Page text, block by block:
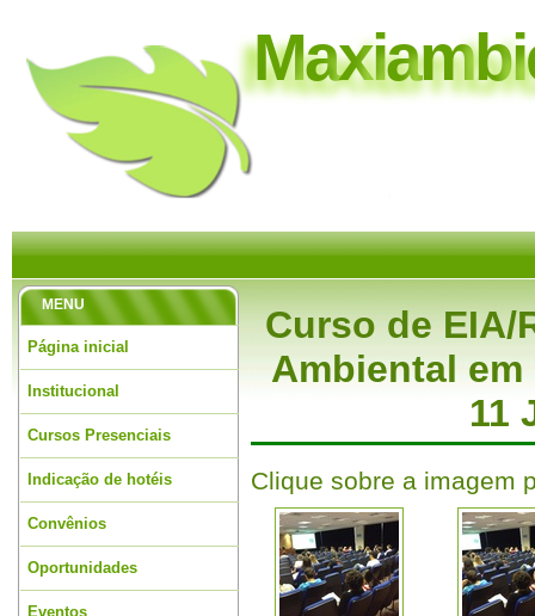
Maxiambi
MENU
Página inicial
Institucional
Cursos Presenciais
Indicação de hotéis
Convênios
Oportunidades
Eventos
Curso de EIA/
Ambiental em
11
Clique sobre a imagem